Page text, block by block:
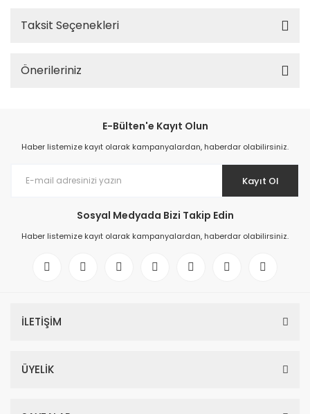
Taksit Seçenekleri
Önerileriniz
E-Bülten'e Kayıt Olun
Haber listemize kayıt olarak kampanyalardan, haberdar olabilirsiniz.
Kayıt Ol
Sosyal Medyada Bizi Takip Edin
Haber listemize kayıt olarak kampanyalardan, haberdar olabilirsiniz.
İLETİŞİM
ÜYELİK